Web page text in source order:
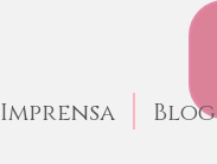
Imprensa Blog